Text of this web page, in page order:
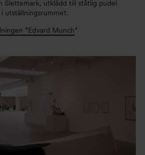
Slettemark, utklädd till ståtlig pudel
utställningsrummet.
”Edvard Munch”